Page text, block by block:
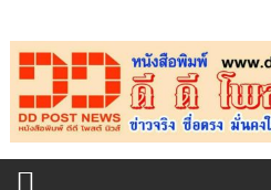
to
content